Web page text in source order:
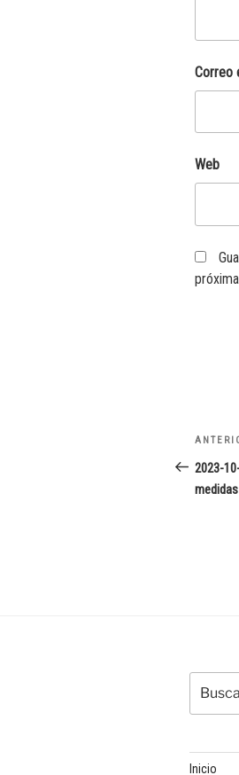
Correo
Web
de
Entrada
anterior:
2023-
por:
Inicio